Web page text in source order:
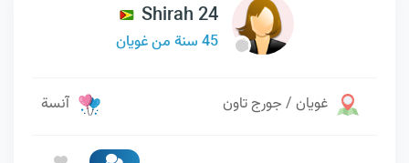
Shirah 24
45 سنة من غويان
غويان / جورج تاون آنسة